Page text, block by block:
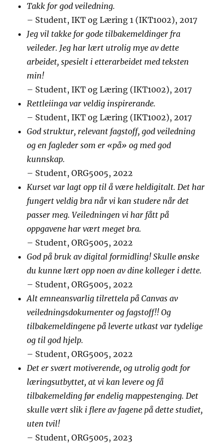
Takk for god veiledning.
– Student, IKT og Læring 1 (IKT1002), 2017
Jeg vil takke for gode tilbakemeldinger fra
veileder. Jeg har lært utrolig mye av dette
arbeidet, spesielt i etterarbeidet med teksten
min!
– Student, IKT og Læring (IKT1002), 2017
Rettleiinga var veldig inspirerande.
– Student, IKT og Læring (IKT1002), 2017
God struktur, relevant fagstoff, god veiledning
og en fagleder som er «på» og med god
kunnskap.
– Student, ORG5005, 2022
Kurset var lagt opp til å være heldigitalt. Det har
fungert veldig bra når vi kan studere når det
passer meg. Veiledningen vi har fått på
oppgavene har vært meget bra.
– Student, ORG5005, 2022
God på bruk av digital formidling! Skulle ønske
du kunne lært opp noen av dine kolleger i dette.
– Student, ORG5005, 2022
Alt emneansvarlig tilrettela på Canvas av
veiledningsdokumenter og fagstoff!! Og
tilbakemeldingene på leverte utkast var tydelige
og til god hjelp.
– Student, ORG5005, 2022
Det er svært motiverende, og utrolig godt for
læringsutbyttet, at vi kan levere og få
tilbakemelding før endelig mappestenging. Det
skulle vært slik i flere av fagene på dette studiet,
uten tvil!
– Student, ORG5005, 2023